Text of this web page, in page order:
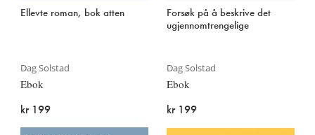
Ellevte roman, bok atten
Dag Solstad
Ebok
kr 199
Forsøk på å beskrive det
ugjennomtrengelige
Dag Solstad
Ebok
kr 199